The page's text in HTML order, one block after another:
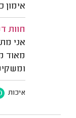
חוות
אני
מאוד
איכות